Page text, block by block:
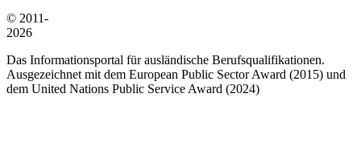
© 2011-
2026
Das Informationsportal für ausländische Berufsqualifikationen.
Ausgezeichnet mit dem European Public Sector Award (2015) und
dem United Nations Public Service Award (2024)